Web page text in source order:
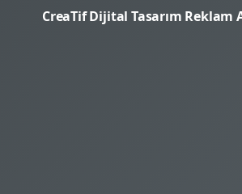
CreaTif Dijital Tasarım Reklam